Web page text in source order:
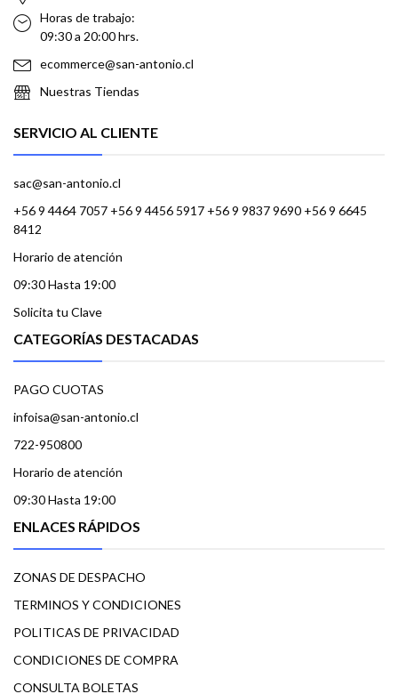
Horas de trabajo:
09:30 a 20:00 hrs.
ecommerce@san-antonio.cl
Nuestras Tiendas
SERVICIO AL CLIENTE
sac@san-antonio.cl
+56 9 4464 7057 +56 9 4456 5917 +56 9 9837 9690 +56 9 6645
8412
Horario de atención
09:30 Hasta 19:00
Solicita tu Clave
CATEGORÍAS DESTACADAS
PAGO CUOTAS
infoisa@san-antonio.cl
722-950800
Horario de atención
09:30 Hasta 19:00
ENLACES RÁPIDOS
ZONAS DE DESPACHO
TERMINOS Y CONDICIONES
POLITICAS DE PRIVACIDAD
CONDICIONES DE COMPRA
CONSULTA BOLETAS